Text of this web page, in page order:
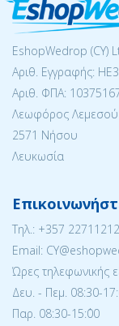
EshopWedrop (CY)
Αριθ. Εγγραφής:
Αριθ. ΦΠΑ:
Λεωφόρος Λεμεσού
2571 Νήσου
Λευκωσία
Tηλ.: +357 22711212
Email:
Ώρες τηλεφωνικής
Δευ. - Πεμ. 08:30-
Παρ. 08:30-15:΄00